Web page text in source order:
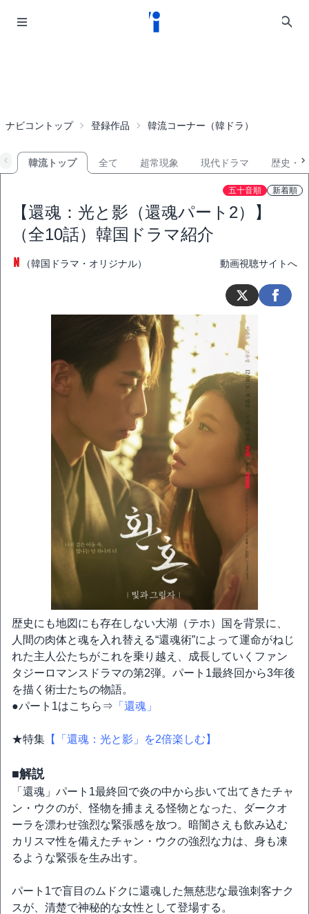
ナビコントップ 登録作品 韓流コーナー（韓ドラ）
韓流トップ 全て 超常現象 現代ドラマ 歴史・
五十音順 新着順
【還魂：光と影（還魂パート2）】
（全10話）韓国ドラマ紹介
（韓国ドラマ・オリジナル） 動画視聴サイトへ
歴史にも地図にも存在しない大湖（テホ）国を背景に、
人間の肉体と魂を入れ替える“還魂術”によって運命がねじ
れた主人公たちがこれを乗り越え、成長していくファン
タジーロマンスドラマの第2弾。パート1最終回から3年後
を描く術士たちの物語。
●パート1はこちら⇒ 「還魂」
★特集 【「還魂：光と影」を2倍楽しむ】
■解説
「還魂」パート1最終回で炎の中から歩いて出てきたチャ
ン・ウクのが、怪物を捕まえる怪物となった、ダークオ
ーラを漂わせ強烈な緊張感を放つ。暗闇さえも飲み込む
カリスマ性を備えたチャン・ウクの強烈な力は、身も凍
るような緊張を生み出す。
パート1で盲目のムドクに還魂した無慈悲な最強刺客ナク
スが、清楚で神秘的な女性として登場する。